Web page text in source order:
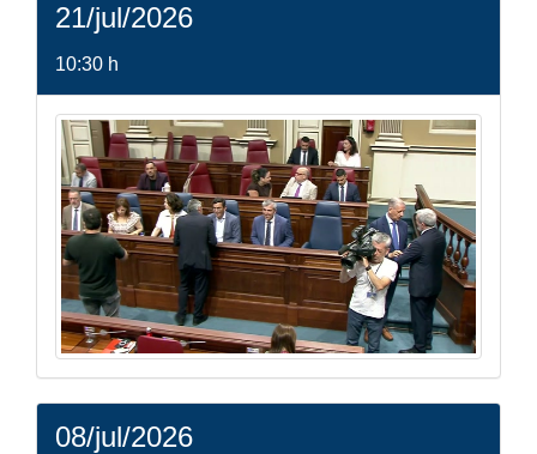
21/jul/2026
10:30 h
08/jul/2026